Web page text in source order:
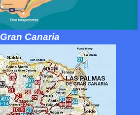
Gran Canaria